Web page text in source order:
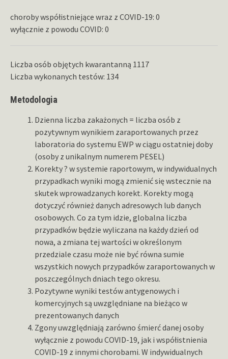
choroby współistniejące wraz z COVID-19: 0
wyłącznie z powodu COVID: 0
Liczba osób objętych kwarantanną 1117
Liczba wykonanych testów: 134
Metodologia
Dzienna liczba zakażonych = liczba osób z
pozytywnym wynikiem zaraportowanych przez
laboratoria do systemu EWP w ciągu ostatniej doby
(osoby z unikalnym numerem PESEL)
Korekty ? w systemie raportowym, w indywidualnych
przypadkach wyniki mogą zmienić się wstecznie na
skutek wprowadzanych korekt. Korekty mogą
dotyczyć również danych adresowych lub danych
osobowych. Co za tym idzie, globalna liczba
przypadków będzie wyliczana na każdy dzień od
nowa, a zmiana tej wartości w określonym
przedziale czasu może nie być równa sumie
wszystkich nowych przypadków zaraportowanych w
poszczególnych dniach tego okresu.
Pozytywne wyniki testów antygenowych i
komercyjnych są uwzględniane na bieżąco w
prezentowanych danych
Zgony uwzględniają zarówno śmierć danej osoby
wyłącznie z powodu COVID-19, jak i współistnienia
COVID-19 z innymi chorobami. W indywidualnych